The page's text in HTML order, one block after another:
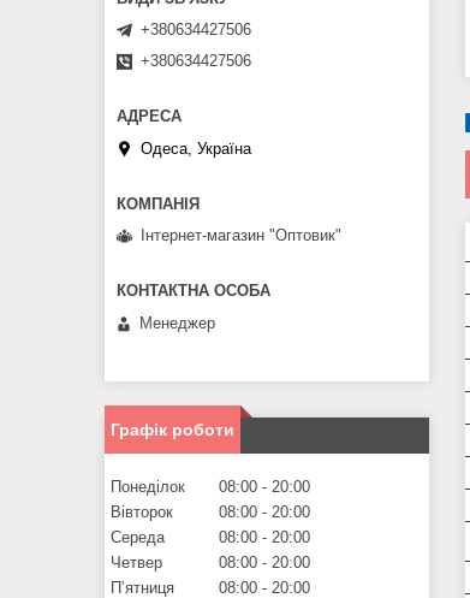
+380634427506
+380634427506
Одеса, Україна
Інтернет-магазин "Оптовик"
Менеджер
Графік роботи
Понеділок 08:00
20:00
Вівторок
08:00
20:00
Середа
08:00
20:00
Четвер
08:00
20:00
Пʼятниця
08:00
20:00